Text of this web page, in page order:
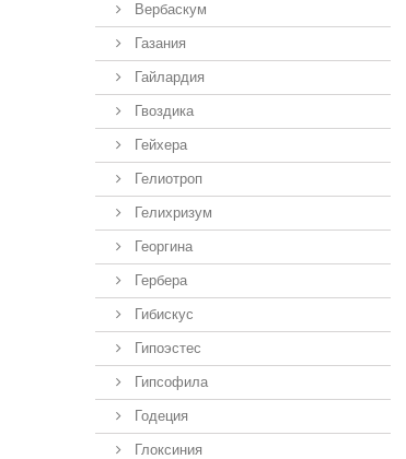
Вербаскум
Газания
Гайлардия
Гвоздика
Гейхера
Гелиотроп
Гелихризум
Георгина
Гербера
Гибискус
Гипоэстес
Гипсофила
Годеция
Глоксиния